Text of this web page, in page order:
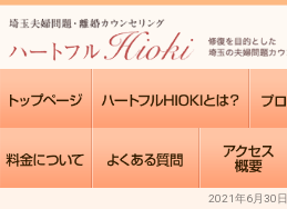
2021年6月30日